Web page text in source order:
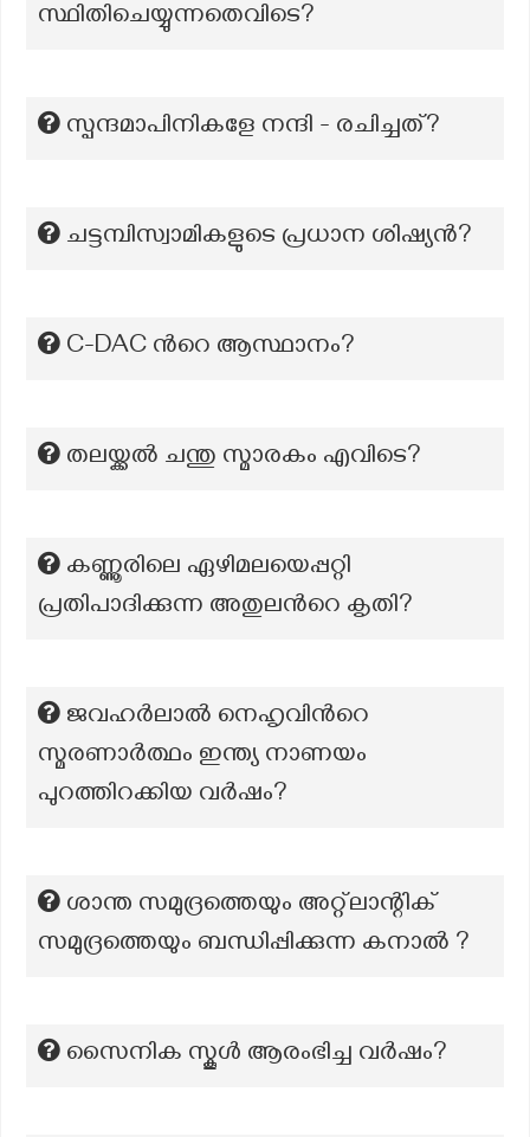
സ്ഥിതിചെയ്യുന്നതെവിടെ?
സ്പന്ദമാപിനികളേ നന്ദി - രചിച്ചത്?
ചട്ടമ്പിസ്വാമികളുടെ പ്രധാന ശിഷ്യൻ?
C-DAC ന്‍റെ ആസ്ഥാനം?
തലയ്ക്കൽ ചന്തു സ്മാരകം എവിടെ?
കണ്ണൂരിലെ ഏഴിമലയെപ്പറ്റി
പ്രതിപാദിക്കുന്ന അതുലന്‍റെ കൃതി?
ജവഹർലാൽ നെഹൃവിന്‍റെ
സ്മരണാർത്ഥം ഇന്ത്യ നാണയം
പുറത്തിറക്കിയ വർഷം?
ശാന്ത സമുദ്രത്തെയും അറ്റ്ലാന്റിക്
സമുദ്രത്തെയും ബന്ധിപ്പിക്കുന്ന കനാൽ ?
സൈനിക സ്കൂൾ ആരംഭിച്ച വർഷം?